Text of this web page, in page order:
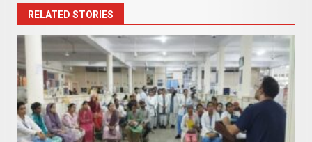
RELATED STORIES